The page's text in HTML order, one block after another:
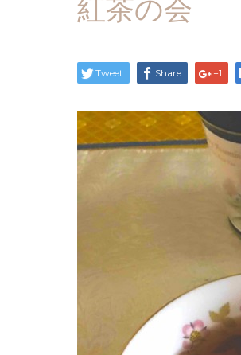
紅茶の会
Tweet Share +1